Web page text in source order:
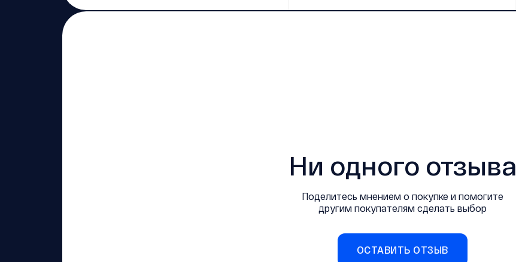
Ни одного отзыва
Поделитесь мнением о покупке и помогите
другим покупателям сделать выбор
ОСТАВИТЬ ОТЗЫВ